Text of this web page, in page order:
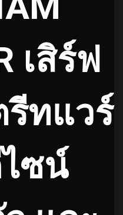
เสิร์ฟ
ทแวร์
ซน์